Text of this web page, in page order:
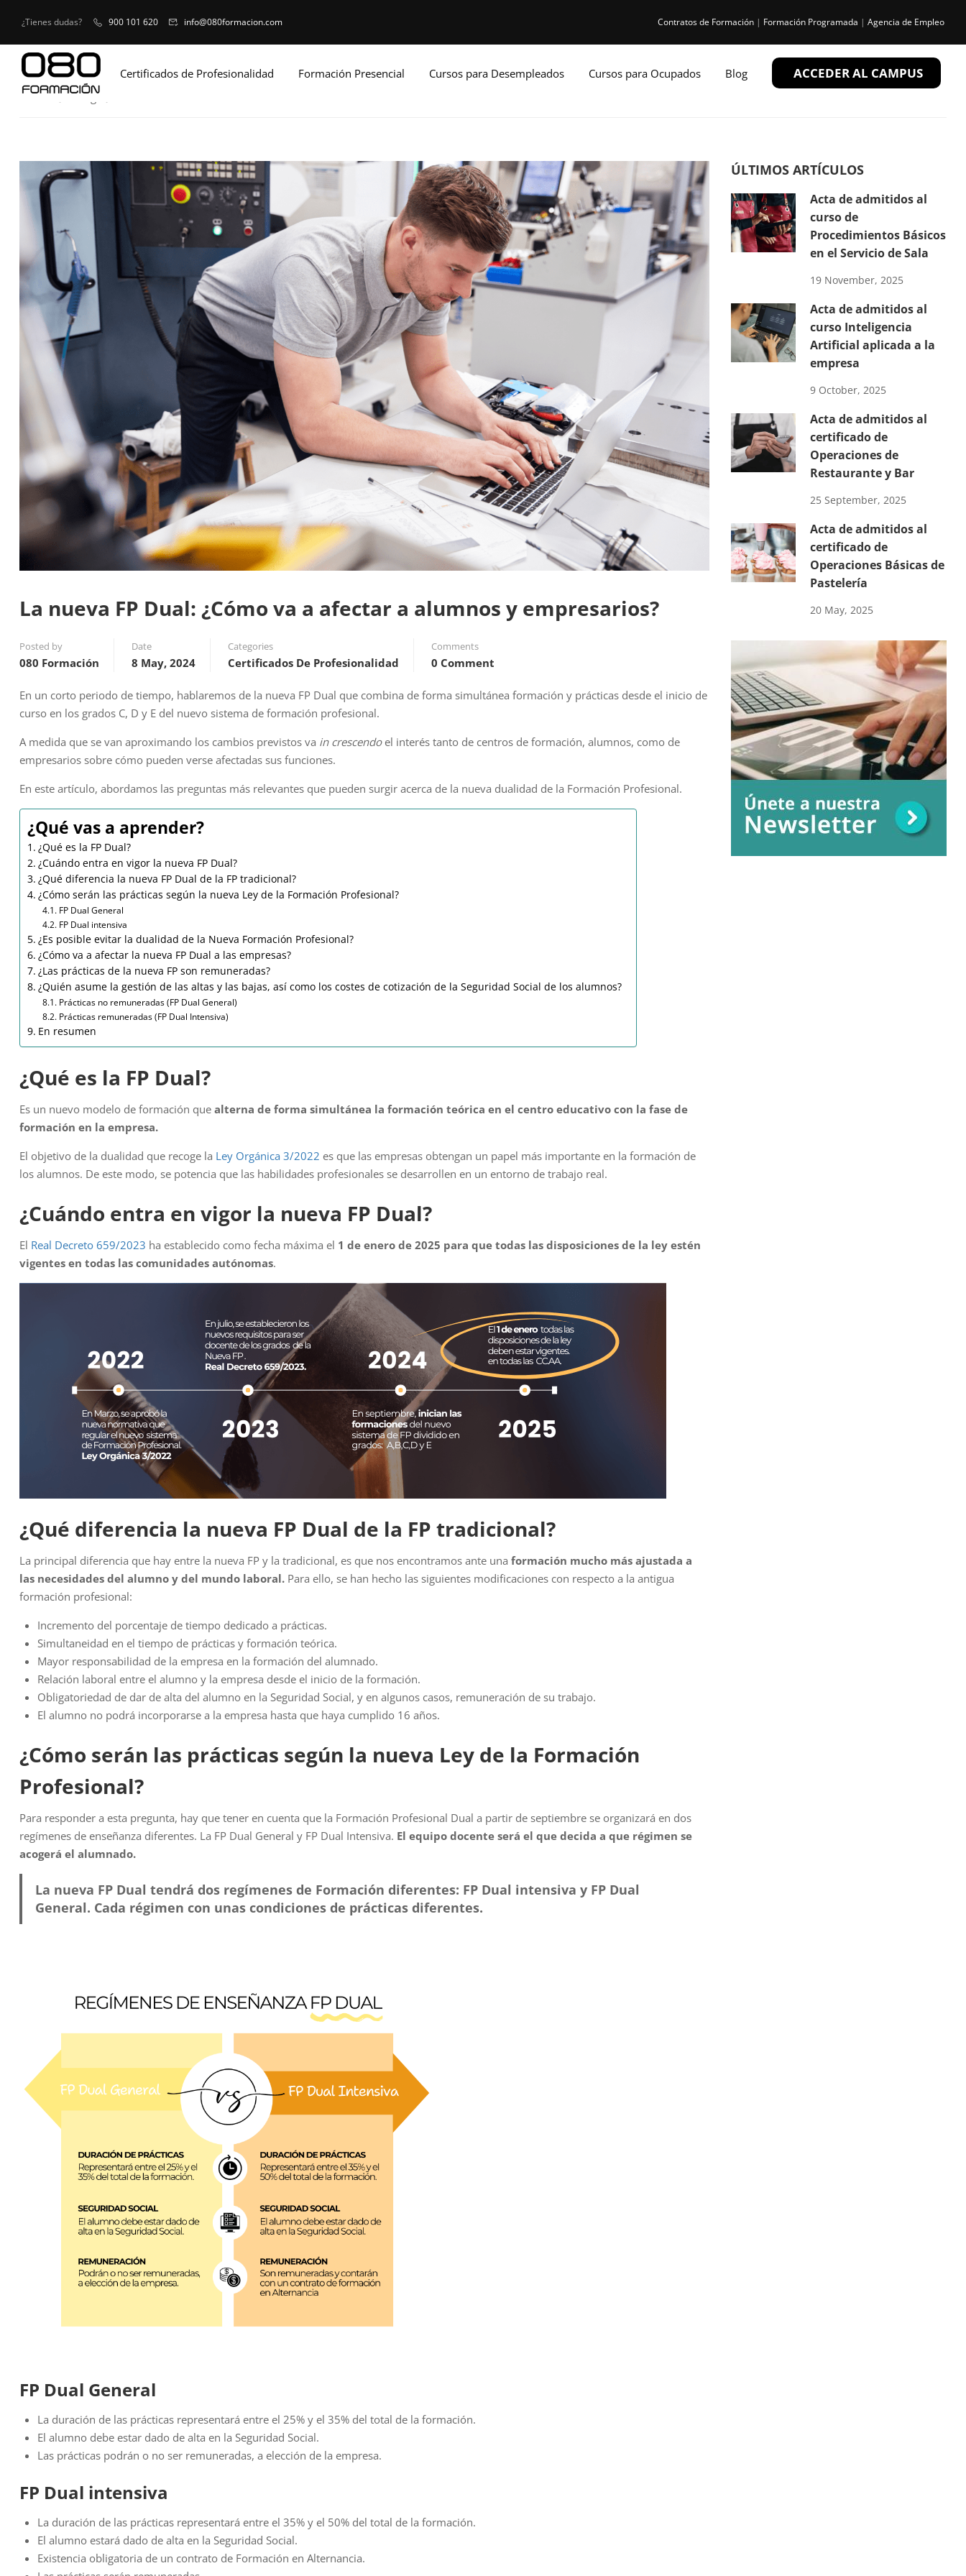
¿Tienes dudas? 900 101 620 info@080formacion.com Contratos de Formación | Formación Programada | Agencia de Empleo
Certificados de Profesionalidad Formación Presencial Cursos para Desempleados Cursos para Ocupados Blog ACCEDER AL CAMPUS
Home Blog
La nueva FP Dual: ¿Cómo va a afectar a alumnos y empresarios?
Posted by
080 Formación
Date
8 May, 2024
Categories
Certificados De Profesionalidad
Comments
0 Comment
En un corto periodo de tiempo, hablaremos de la nueva FP Dual que combina de forma simultánea formación y prácticas desde el inicio de
curso en los grados C, D y E del nuevo sistema de formación profesional.
A medida que se van aproximando los cambios previstos va in crescendoel interés tanto de centros de formación, alumnos, como de
empresarios sobre cómo pueden verse afectadas sus funciones.
En este artículo, abordamos las preguntas más relevantes que pueden surgir acerca de la nueva dualidad de la Formación Profesional.
¿Qué vas a aprender?
¿Qué es la FP Dual?
¿Cuándo entra en vigor la nueva FP Dual?
¿Qué diferencia la nueva FP Dual de la FP tradicional?
¿Cómo serán las prácticas según la nueva Ley de la Formación Profesional?
FP Dual General
FP Dual intensiva
¿Es posible evitar la dualidad de la Nueva Formación Profesional?
¿Cómo va a afectar la nueva FP Dual a las empresas?
¿Las prácticas de la nueva FP son remuneradas?
¿Quién asume la gestión de las altas y las bajas, así como los costes de cotización de la Seguridad Social de los alumnos?
Prácticas no remuneradas (FP Dual General)
Prácticas remuneradas (FP Dual Intensiva)
En resumen
¿Qué es la FP Dual?
Es un nuevo modelo de formación que alterna de forma simultánea la formación teórica en el centro educativo con la fase de
formación en la empresa.
El objetivo de la dualidad que recoge la Ley Orgánica 3/2022 es que las empresas obtengan un papel más importante en la formación de
los alumnos. De este modo, se potencia que las habilidades profesionales se desarrollen en un entorno de trabajo real.
¿Cuándo entra en vigor la nueva FP Dual?
El Real Decreto 659/2023 ha establecido como fecha máxima el 1 de enero de 2025 para que todas las disposiciones de la ley estén
vigentes en todas las comunidades autónomas.
¿Qué diferencia la nueva FP Dual de la FP tradicional?
La principal diferencia que hay entre la nueva FP y la tradicional, es que nos encontramos ante una formación mucho más ajustada a
las necesidades del alumno y del mundo laboral. Para ello, se han hecho las siguientes modificaciones con respecto a la antigua
formación profesional:
Incremento del porcentaje de tiempo dedicado a prácticas.
Simultaneidad en el tiempo de prácticas y formación teórica.
Mayor responsabilidad de la empresa en la formación del alumnado.
Relación laboral entre el alumno y la empresa desde el inicio de la formación.
Obligatoriedad de dar de alta del alumno en la Seguridad Social, y en algunos casos, remuneración de su trabajo.
El alumno no podrá incorporarse a la empresa hasta que haya cumplido 16 años.
¿Cómo serán las prácticas según la nueva Ley de la Formación
Profesional?
Para responder a esta pregunta, hay que tener en cuenta que la Formación Profesional Dual a partir de septiembre se organizará en dos
regímenes de enseñanza diferentes. La FP Dual General y FP Dual Intensiva. El equipo docente será el que decida a que régimen se
acogerá el alumnado.
La nueva FP Dual tendrá dos regímenes de Formación diferentes: FP Dual intensiva y FP Dual
General. Cada régimen con unas condiciones de prácticas diferentes.
FP Dual General
La duración de las prácticas representará entre el 25% y el 35% del total de la formación.
El alumno debe estar dado de alta en la Seguridad Social.
Las prácticas podrán o no ser remuneradas, a elección de la empresa.
FP Dual intensiva
La duración de las prácticas representará entre el 35% y el 50% del total de la formación.
El alumno estará dado de alta en la Seguridad Social.
Existencia obligatoria de un contrato de Formación en Alternancia.
ÚLTIMOS ARTÍCULOS
Acta de admitidos al
curso de
Procedimientos Básicos
en el Servicio de Sala
19 November, 2025
Acta de admitidos al
curso Inteligencia
Artificial aplicada a la
empresa
9 October, 2025
Acta de admitidos al
certificado de
Operaciones de
Restaurante y Bar
25 September, 2025
Acta de admitidos al
certificado de
Operaciones Básicas de
Pastelería
20 May, 2025